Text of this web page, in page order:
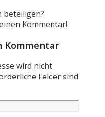
beteiligen?
Kommentar!
Kommentar
wird nicht
Felder sind